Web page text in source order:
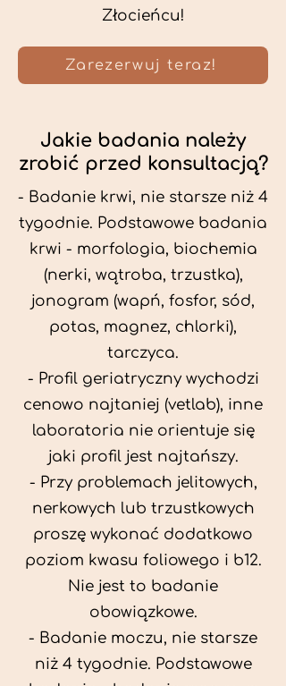
Złocieńcu!
Zarezerwuj teraz!
Jakie badania należy
zrobić przed konsultacją?
- Badanie krwi, nie starsze niż 4
tygodnie. Podstawowe badania
krwi - morfologia, biochemia
(nerki, wątroba, trzustka),
jonogram (wapń, fosfor, sód,
potas, magnez, chlorki),
tarczyca.
- Profil geriatryczny wychodzi
cenowo najtaniej (vetlab), inne
laboratoria nie orientuje się
jaki profil jest najtańszy.
- Przy problemach jelitowych,
nerkowych lub trzustkowych
proszę wykonać dodatkowo
poziom kwasu foliowego i b12.
Nie jest to badanie
obowiązkowe.
- Badanie moczu, nie starsze
niż 4 tygodnie. Podstawowe